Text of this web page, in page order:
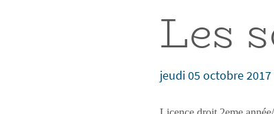
Les
jeudi 05 octobre 2017